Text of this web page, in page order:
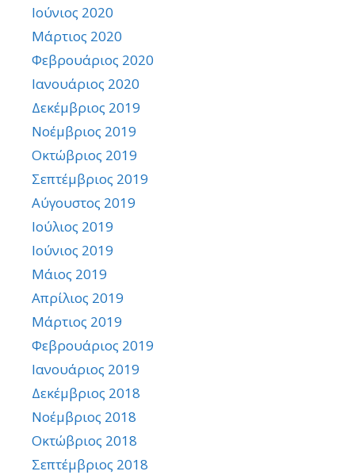
Ιούνιος 2020
Μάρτιος 2020
Φεβρουάριος 2020
Ιανουάριος 2020
Δεκέμβριος 2019
Νοέμβριος 2019
Οκτώβριος 2019
Σεπτέμβριος 2019
Αύγουστος 2019
Ιούλιος 2019
Ιούνιος 2019
Μάιος 2019
Απρίλιος 2019
Μάρτιος 2019
Φεβρουάριος 2019
Ιανουάριος 2019
Δεκέμβριος 2018
Νοέμβριος 2018
Οκτώβριος 2018
Σεπτέμβριος 2018